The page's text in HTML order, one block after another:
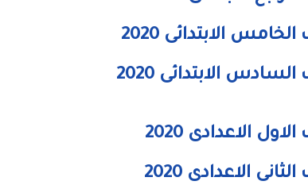
الابتدائى 2020
الابتدائى 2020
الاعدادى 2020
الاعدادى 2020